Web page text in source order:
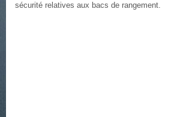
sécurité relatives aux bacs de rangement.